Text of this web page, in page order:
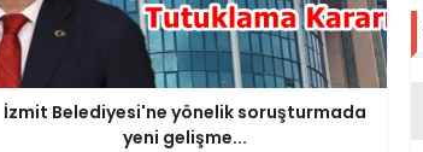
İzmit Belediyesi'ne yönelik soruşturmada
yeni gelişme...